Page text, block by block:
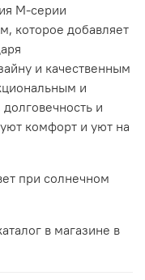
М-серии
которое добавляет
и качественным
и
и
комфорт и уют на
при солнечном
в магазине в